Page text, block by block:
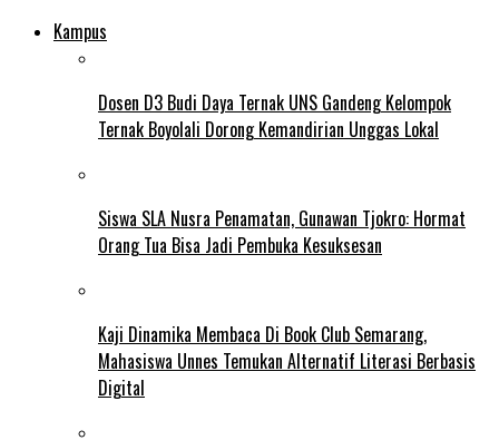
Kampus
Dosen D3 Budi Daya Ternak UNS Gandeng Kelompok
Ternak Boyolali Dorong Kemandirian Unggas Lokal
Siswa SLA Nusra Penamatan, Gunawan Tjokro: Hormat
Orang Tua Bisa Jadi Pembuka Kesuksesan
Kaji Dinamika Membaca Di Book Club Semarang,
Mahasiswa Unnes Temukan Alternatif Literasi Berbasis
Digital